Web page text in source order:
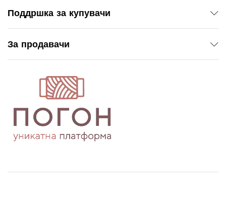
Поддршка за купувачи
За продавачи